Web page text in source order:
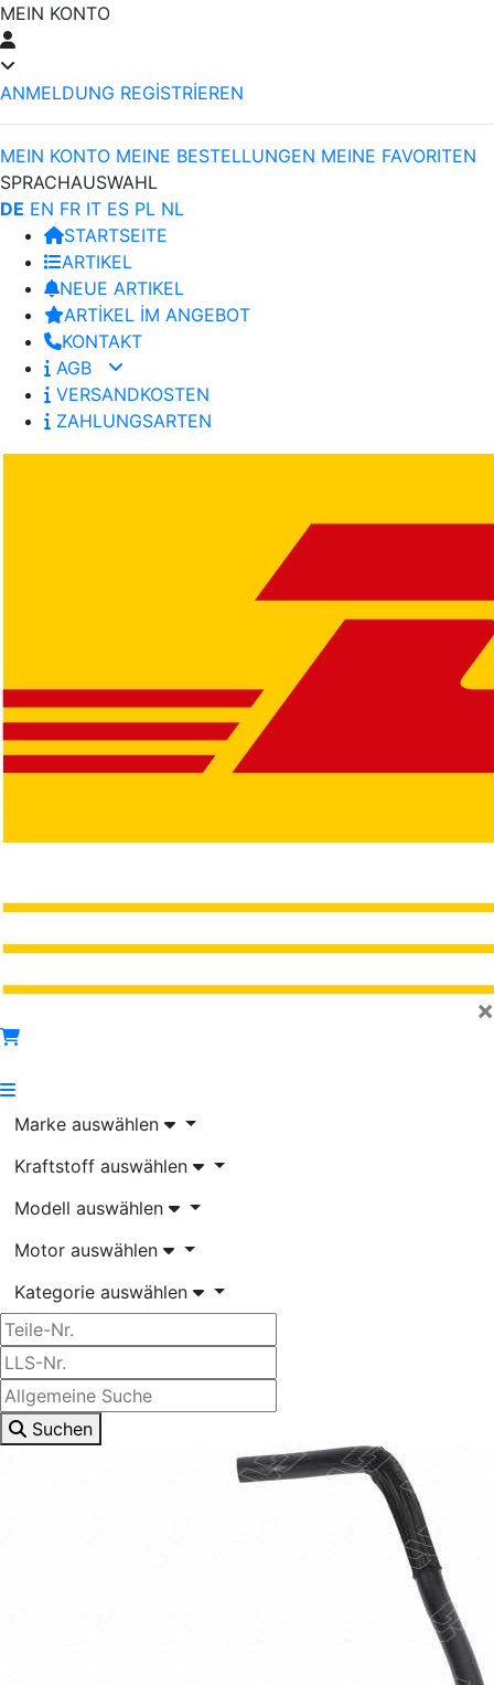
MEIN KONTO
ANMELDUNG REGİSTRİEREN
MEIN KONTO MEINE BESTELLUNGEN MEINE FAVORITEN
SPRACHAUSWAHL
DE EN FR IT ES PL NL
STARTSEITE
ARTIKEL
NEUE ARTIKEL
ARTİKEL İM ANGEBOT
KONTAKT
AGB
VERSANDKOSTEN
ZAHLUNGSARTEN
×
Marke auswählen
Kraftstoff auswählen
Modell auswählen
Motor auswählen
Kategorie auswählen
Suchen